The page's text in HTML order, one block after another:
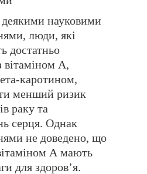
науковими
люди, які
достатньо
вітаміном А,
каротином,
менший ризик
раку та
серця. Однак
не доведено, що
А мають
для здоровʼя.